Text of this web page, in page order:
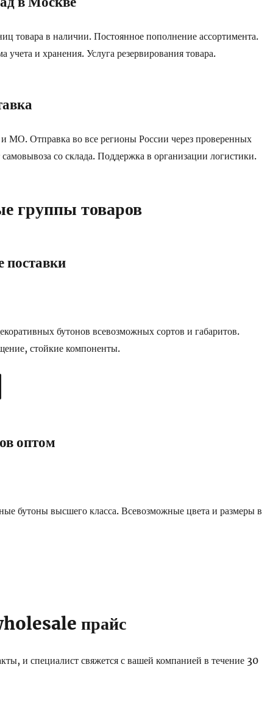
товара в наличии. Постоянное пополнение ассортимента.
учета и хранения. Услуга резервирования товара.
МО. Отправка во все регионы России через проверенных
со склада. Поддержка в организации логистики.
группы товаров
поставки
бутонов всевозможных сортов и габаритов.
стойкие компоненты.
оптом
бутоны высшего класса. Всевозможные цвета и размеры в
прайс
и специалист свяжется с вашей компанией в течение 30